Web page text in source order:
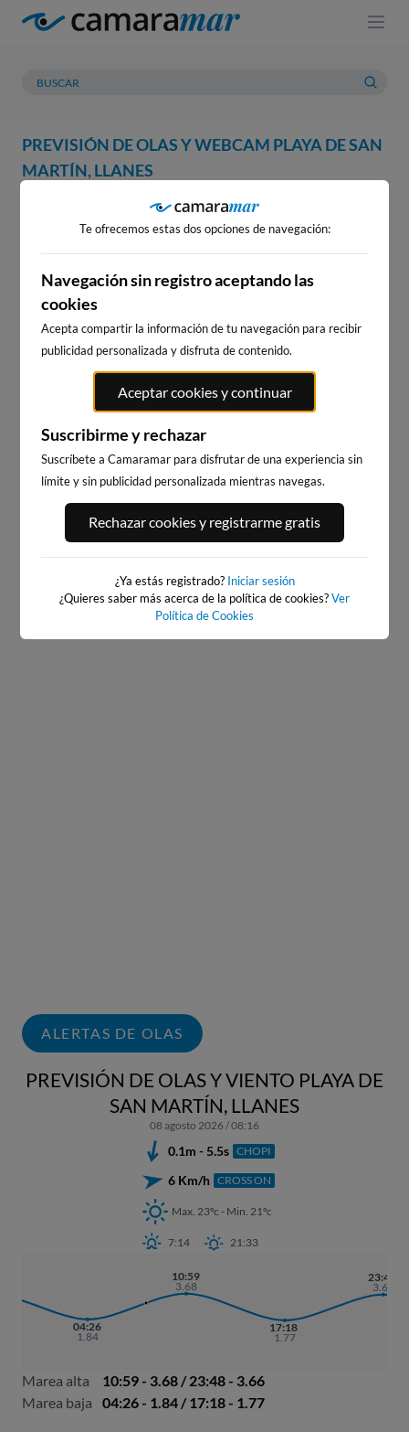
PREVISIÓN DE OLAS Y WEBCAM PLAYA DE SAN
MARTÍN, LLANES
PREVISIÓN METEOROLOGÍA
WEBCAM PLAYA DE SAN
MARTÍN, LLANES
WEBCAMS CERCANAS
PLAYA DE SALINAS, SALINAS
94km · Salinas
PLAYA DE SALINAS, SALINAS
OESTE
94km · Salinas
ALERTAS DE OLAS
PREVISIÓN DE OLAS Y VIENTO PLAYA DE
SAN MARTÍN, LLANES
08 agosto 2026 / 08:16
0.1m - 5.5s CHOPI
6 Km/h CROSS ON
Max. 23ºc - Min. 21ºc
7:14 21:33
04:26
1.84
10:59
3.68
17:18
1.77
23:48
3.66
Marea alta
10:59 - 3.68 / 23:48 - 3.66
Marea baja
04:26 - 1.84 / 17:18 - 1.77
Te ofrecemos estas dos opciones de navegación:
Navegación sin registro aceptando las
cookies
Acepta compartir la información de tu navegación para recibir
publicidad personalizada y disfruta de contenido.
Aceptar cookies y continuar
Suscribirme y rechazar
Suscríbete a Camaramar para disfrutar de una experiencia sin
límite y sin publicidad personalizada mientras navegas.
Rechazar cookies y registrarme gratis
¿Ya estás registrado? Iniciar sesión
¿Quieres saber más acerca de la política de cookies?Ver
Política de Cookies